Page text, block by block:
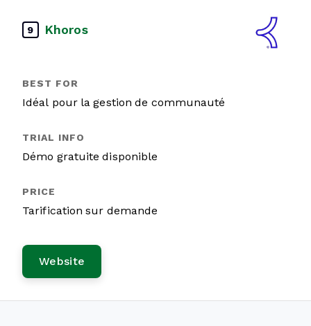
9 Khoros
Idéal pour la gestion de communauté
Démo gratuite disponible
Tarification sur demande
Website